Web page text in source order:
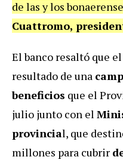
de las y los
Cuattromo,
El banco resaltó que
resultado de una
beneficios que el
julio junto con el
provincial, que
millones para cubrir